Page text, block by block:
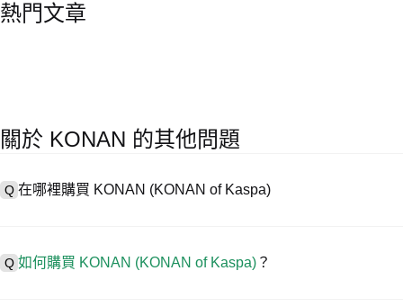
熱門文章
關於 KONAN 的其他問題
Q 在哪裡購買 KONAN (KONAN of Kaspa)
具，幫助用戶輕鬆交易。例如，P 網支援多種代幣交易，包括
Q 如何購買 KONAN (KONAN of Kaspa) ？